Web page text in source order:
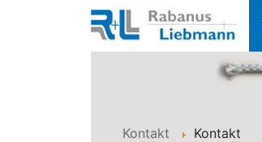
Kontakt Kontakt